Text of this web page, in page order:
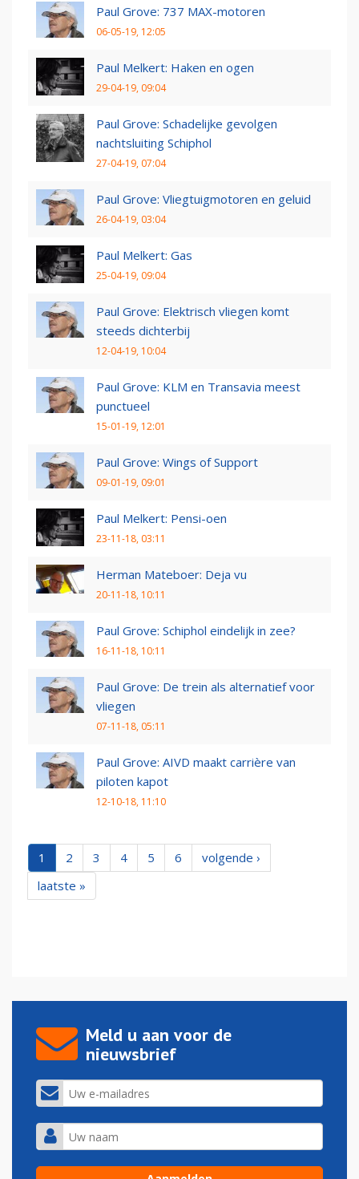
Paul Grove: 737 MAX-motoren
06-05-19, 12:05
Paul Melkert: Haken en ogen
29-04-19, 09:04
Paul Grove: Schadelijke gevolgen
nachtsluiting Schiphol
27-04-19, 07:04
Paul Grove: Vliegtuigmotoren en geluid
26-04-19, 03:04
Paul Melkert: Gas
25-04-19, 09:04
Paul Grove: Elektrisch vliegen komt
steeds dichterbij
12-04-19, 10:04
Paul Grove: KLM en Transavia meest
punctueel
15-01-19, 12:01
Paul Grove: Wings of Support
09-01-19, 09:01
Paul Melkert: Pensi-oen
23-11-18, 03:11
Herman Mateboer: Deja vu
20-11-18, 10:11
Paul Grove: Schiphol eindelijk in zee?
16-11-18, 10:11
Paul Grove: De trein als alternatief voor
vliegen
07-11-18, 05:11
Paul Grove: AIVD maakt carrière van
piloten kapot
12-10-18, 11:10
1 2 3 4 5 6
volgende ›
laatste »
Meld u aan voor de
nieuwsbrief